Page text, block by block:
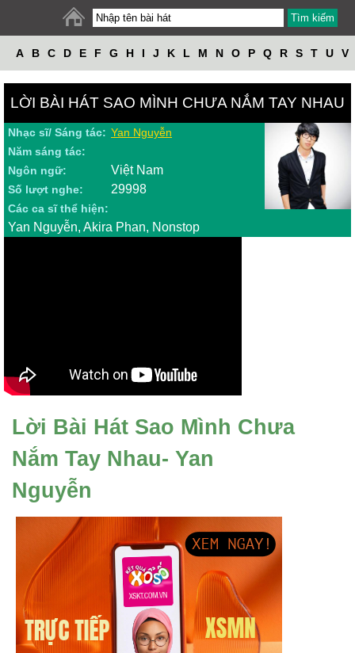
A B C D E F G H I J K L M N O P Q R S T U V
LỜI BÀI HÁT SAO MÌNH CHƯA NẮM TAY NHAU
Nhạc sĩ/ Sáng tác: Yan Nguyễn
Năm sáng tác:
Ngôn ngữ:
Việt Nam
Số lượt nghe: 29998
Các ca sĩ thể hiện:
Yan Nguyễn, Akira Phan, Nonstop
Lời Bài Hát Sao Mình Chưa
Nắm Tay Nhau- Yan
Nguyễn